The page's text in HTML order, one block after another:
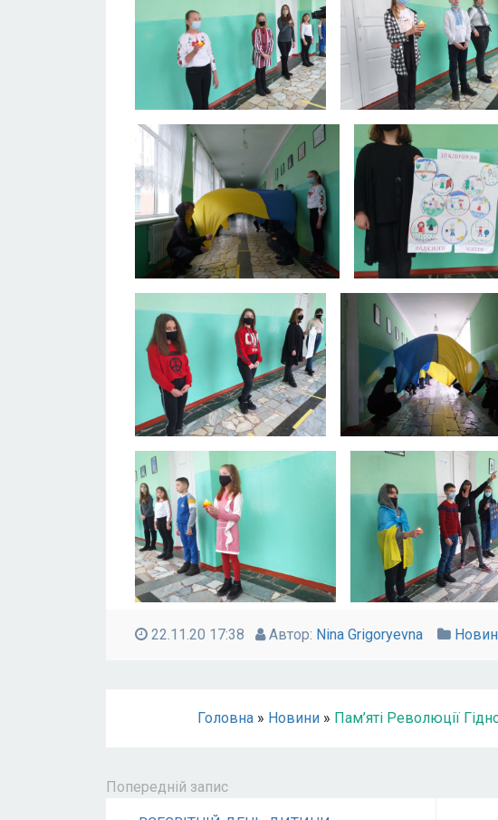
22.11.20 17:38 Автор: Nina Grigoryevna
Головна» Новини» Пам’яті Революції
Попередній запис